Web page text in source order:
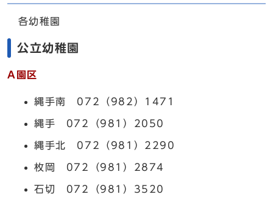
各幼稚園
公立幼稚園
A園区
縄手南 072（982）1471
縄手 072（981）2050
縄手北 072（981）2290
枚岡 072（981）2874
石切 072（981）3520